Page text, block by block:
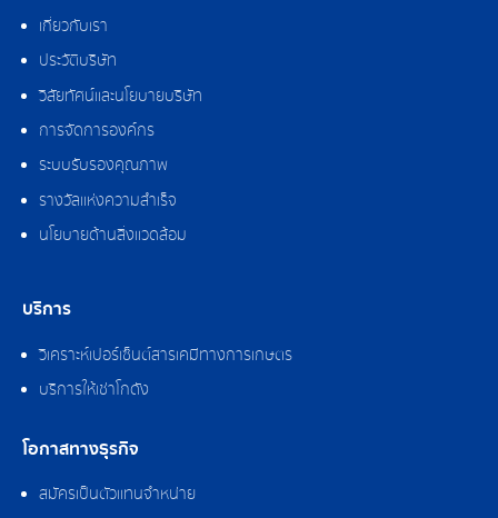
เกี่ยวกับเรา
ประวัติบริษัท
วิสัยทัศน์และนโยบายบริษัท
การจัดการองค์กร
ระบบรับรองคุณภาพ
รางวัลแห่งความสำเร็จ
นโยบายด้านสิ่งแวดล้อม
บริการ
วิเคราะห์เปอร์เซ็นต์สารเคมีทางการเกษตร
บริการให้เช่าโกดัง
โอกาสทางธุรกิจ
สมัครเป็นตัวแทนจำหน่าย